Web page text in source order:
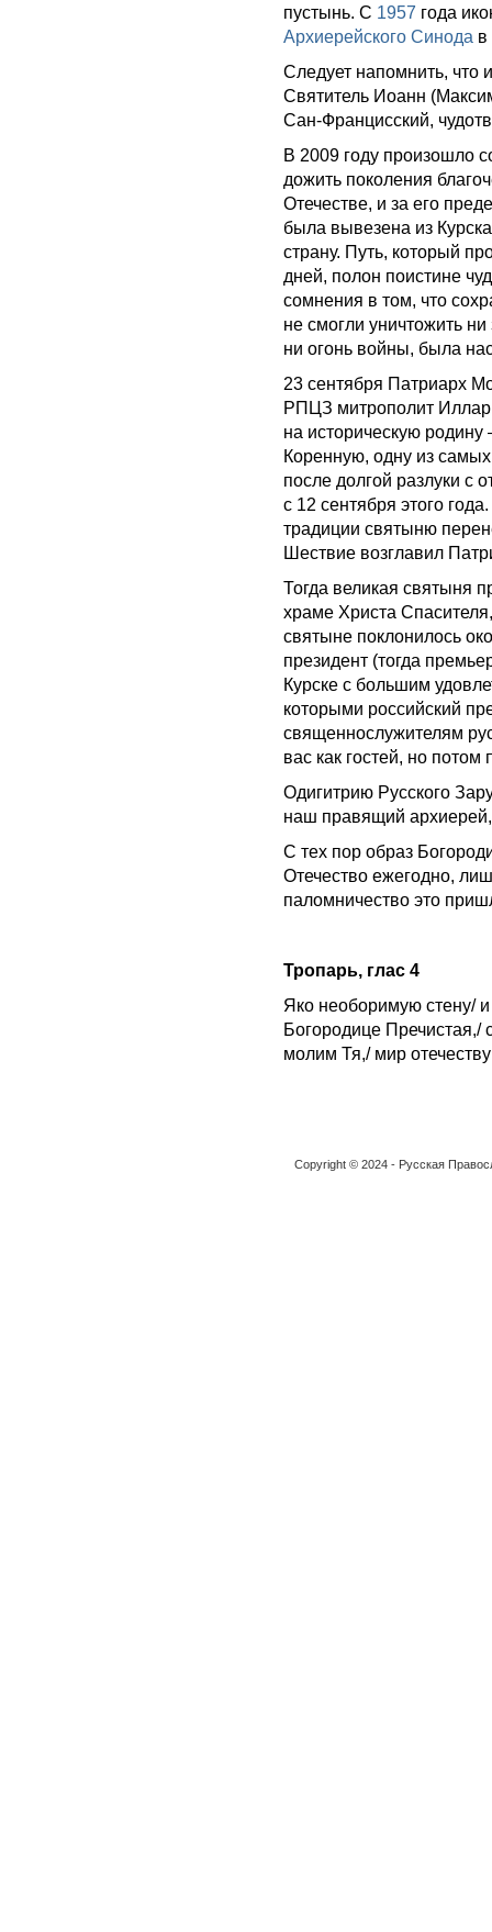
пустынь. С 1957 года
Архиерейского Синода в
Следует напомнить, что
Святитель Иоанн
Сан-Францисский,
В 2009 году произошло
дожить поколения
Отечестве, и за его
была вывезена из
страну. Путь, который
дней, полон поистине
сомнения в том, что
не смогли уничтожить
ни огонь войны, была
23 сентября Патриарх
РПЦЗ митрополит
на историческую
Коренную, одну из
после долгой разлуки с
с 12 сентября этого
традиции святыню
Шествие возглавил
Тогда великая святыня
храме Христа
святыне поклонилось
президент (тогда
Курске с большим
которыми российский
священнослужителям
вас как гостей, но
Одигитрию Русского
наш правящий
С тех пор образ
Отечество ежегодно,
паломничество это
Тропарь, глас 4
Яко необоримую стену/
Богородице Пречистая,/
молим Тя,/ мир
Copyright © 2024 - Русская